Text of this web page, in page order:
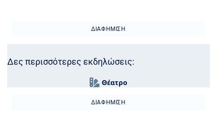
ΔΙΑΦΉΜΙΣΗ
Δες περισσότερες εκδηλώσεις:
Θέατρο
ΔΙΑΦΉΜΙΣΗ